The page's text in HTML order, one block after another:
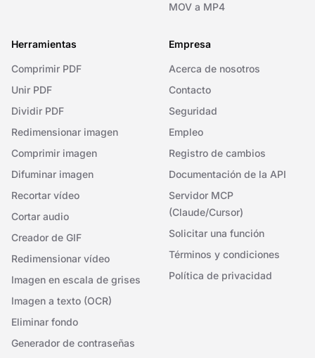
MOV a MP4
Herramientas
Comprimir PDF
Unir PDF
Dividir PDF
Redimensionar imagen
Comprimir imagen
Difuminar imagen
Recortar vídeo
Cortar audio
Creador de GIF
Redimensionar vídeo
Imagen en escala de grises
Imagen a texto (OCR)
Eliminar fondo
Generador de contraseñas
Empresa
Acerca de nosotros
Contacto
Seguridad
Empleo
Registro de cambios
Documentación de la API
Servidor MCP
(Claude/Cursor)
Solicitar una función
Términos y condiciones
Política de privacidad